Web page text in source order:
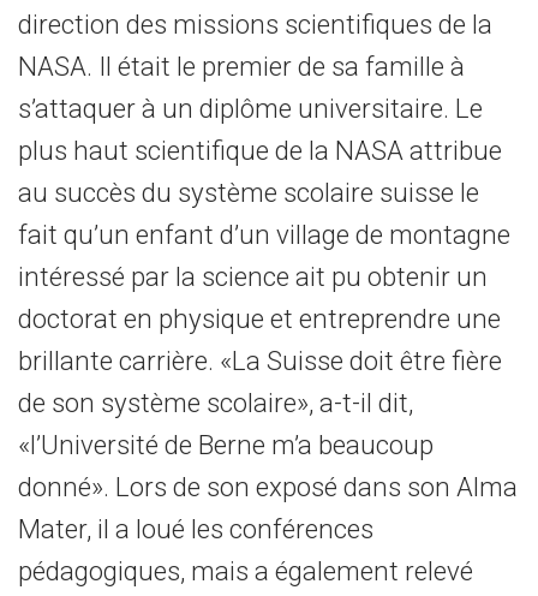
direction des missions scientifiques de la
NASA. Il était le premier de sa famille à
s’attaquer à un diplôme universitaire. Le
plus haut scientifique de la NASA attribue
au succès du système scolaire suisse le
fait qu’un enfant d’un village de montagne
intéressé par la science ait pu obtenir un
doctorat en physique et entreprendre une
brillante carrière. «La Suisse doit être fière
de son système scolaire», a-t-il dit,
«l’Université de Berne m’a beaucoup
donné». Lors de son exposé dans son Alma
Mater, il a loué les conférences
pédagogiques, mais a également relevé